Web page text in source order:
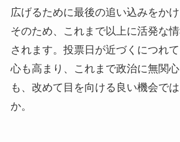
広げるために最後の追い込みをかけ
そのため、これまで以上に活発な
されます。投票日が近づくにつれ
心も高まり、これまで政治に無関
も、改めて目を向ける良い機会で
か。